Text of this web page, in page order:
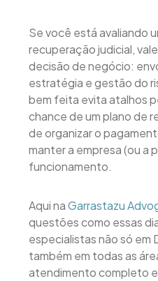
Se você está avaliando
recuperação judicial,
decisão de negócio:
estratégia e gestão do
bem feita evita atalhos
chance de um plano de
de organizar o
manter a empresa (ou a
funcionamento.
Aqui naGarrastazu
questões como essas
especialistas não só em
também em todas as
atendimento completo